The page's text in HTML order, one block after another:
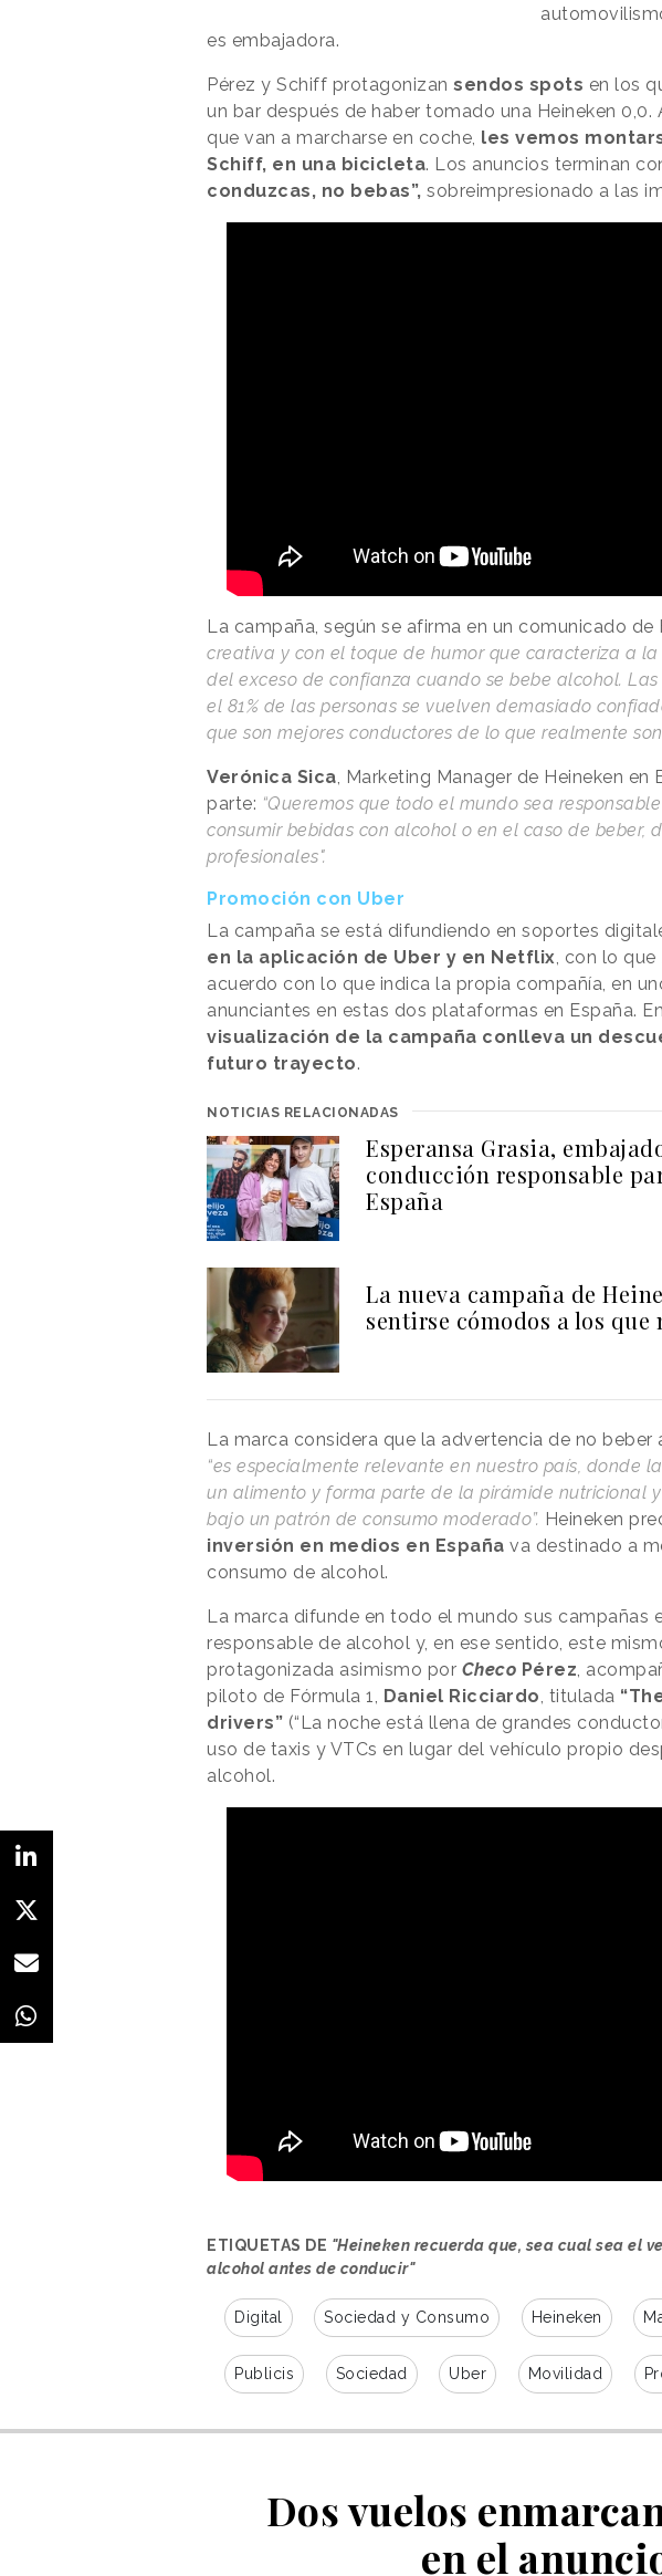
es embajadora.
Pérez y Schiff protagonizan sendos spots en los
un bar después de haber tomado una Heineken
que van a marcharse en coche, les vemos
Schiff, en una bicicleta. Los anuncios terminan
conduzcas, no bebas”, sobreimpresionado a las
La campaña, según se afirma en un comunicado de
creativa y con el toque de humor que caracteriza a
del exceso de confianza cuando se bebe alcohol.
el 81% de las personas se vuelven demasiado
que son mejores conductores de lo que realmente
Verónica Sica, Marketing Manager de Heineken en
parte: “Queremos que todo el mundo sea
consumir bebidas con alcohol o en el caso de beber,
profesionales".
Promoción con Uber
La campaña se está difundiendo en soportes
en la aplicación de Uber y en Netflix, con lo que
acuerdo con lo que indica la propia compañía, en
anunciantes en estas dos plataformas en España.
visualización de la campaña conlleva un
futuro trayecto.
NOTICIAS RELACIONADAS
Esperansa Grasia,
conducción responsable
España
La nueva campaña de
sentirse cómodos a los que
La marca considera que la advertencia de no
“es especialmente relevante en nuestro país, donde
un alimento y forma parte de la pirámide nutricional
bajo un patrón de consumo moderado”. Heineken
inversión en medios en España va destinado a
consumo de alcohol.
La marca difunde en todo el mundo sus campañas
responsable de alcohol y, en ese sentido, este
protagonizada asimismo por Checo Pérez,
piloto de Fórmula 1, Daniel Ricciardo, titulada
drivers” (“La noche está llena de grandes
uso de taxis y VTCs en lugar del vehículo propio
alcohol.
ETIQUETAS DE "Heineken recuerda que, sea cual sea el
alcohol antes de conducir"
Digital Sociedad y Consumo Heineken
Publicis Sociedad Uber Movilidad
Dos vuelos
en el